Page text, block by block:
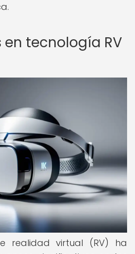
tecnología RV
realidad virtual (RV) ha